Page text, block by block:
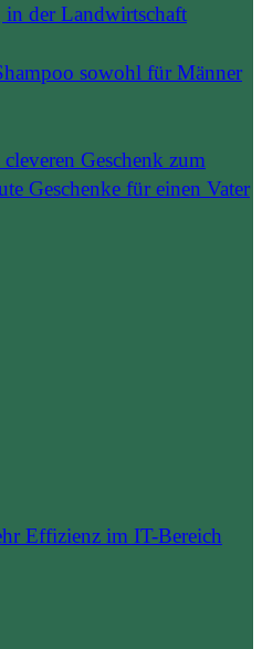
in der Landwirtschaft
sowohl für Männer
Geschenk zum
Geschenke für einen Vater
Effizienz im IT-Bereich